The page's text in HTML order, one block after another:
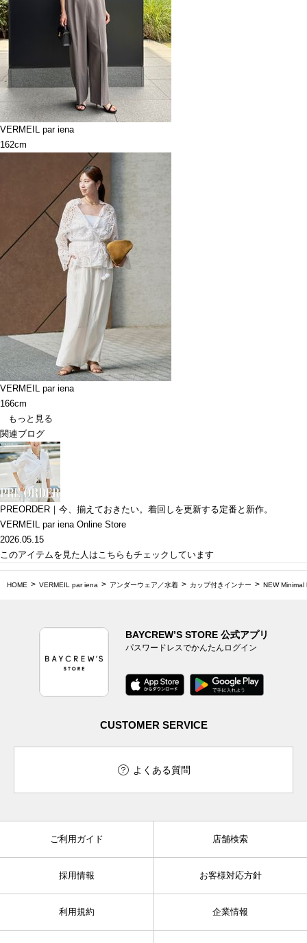
VERMEIL par iena
162cm
VERMEIL par iena
166cm
もっと見る
関連ブログ
PREORDER｜今、揃えておきたい。着回しを更新する定番と新作。
VERMEIL par iena Online Store
2026.05.15
このアイテムを見た人はこちらもチェックしています
HOME VERMEIL par iena アンダーウェア／水着 カップ付きインナー NEW
BAYCREW’S STORE 公式アプリ
パスワードレスでかんたんログイン
CUSTOMER SERVICE
よくある質問
ご利用ガイド 店舗検索
採用情報 お客様対応方針
利用規約 企業情報